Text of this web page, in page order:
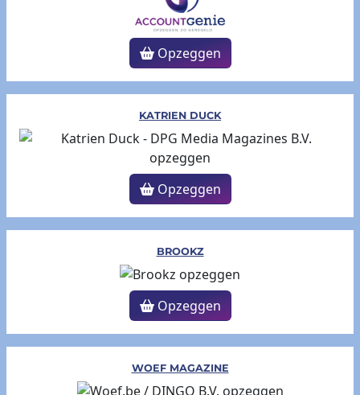
Opzeggen
KATRIEN DUCK
Opzeggen
BROOKZ
Opzeggen
WOEF MAGAZINE